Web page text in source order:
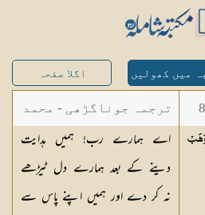
میں کھولیں اگلا صفحہ
وَهَبْ
ترجمہ جوناگڑھی - محمد
جونا گڑھی
اے ہمارے رب! ہمیں ہدایت
دینے کے بعد ہمارے دل ٹیڑھے
نہ کر دے اور ہمیں اپنے پاس سے